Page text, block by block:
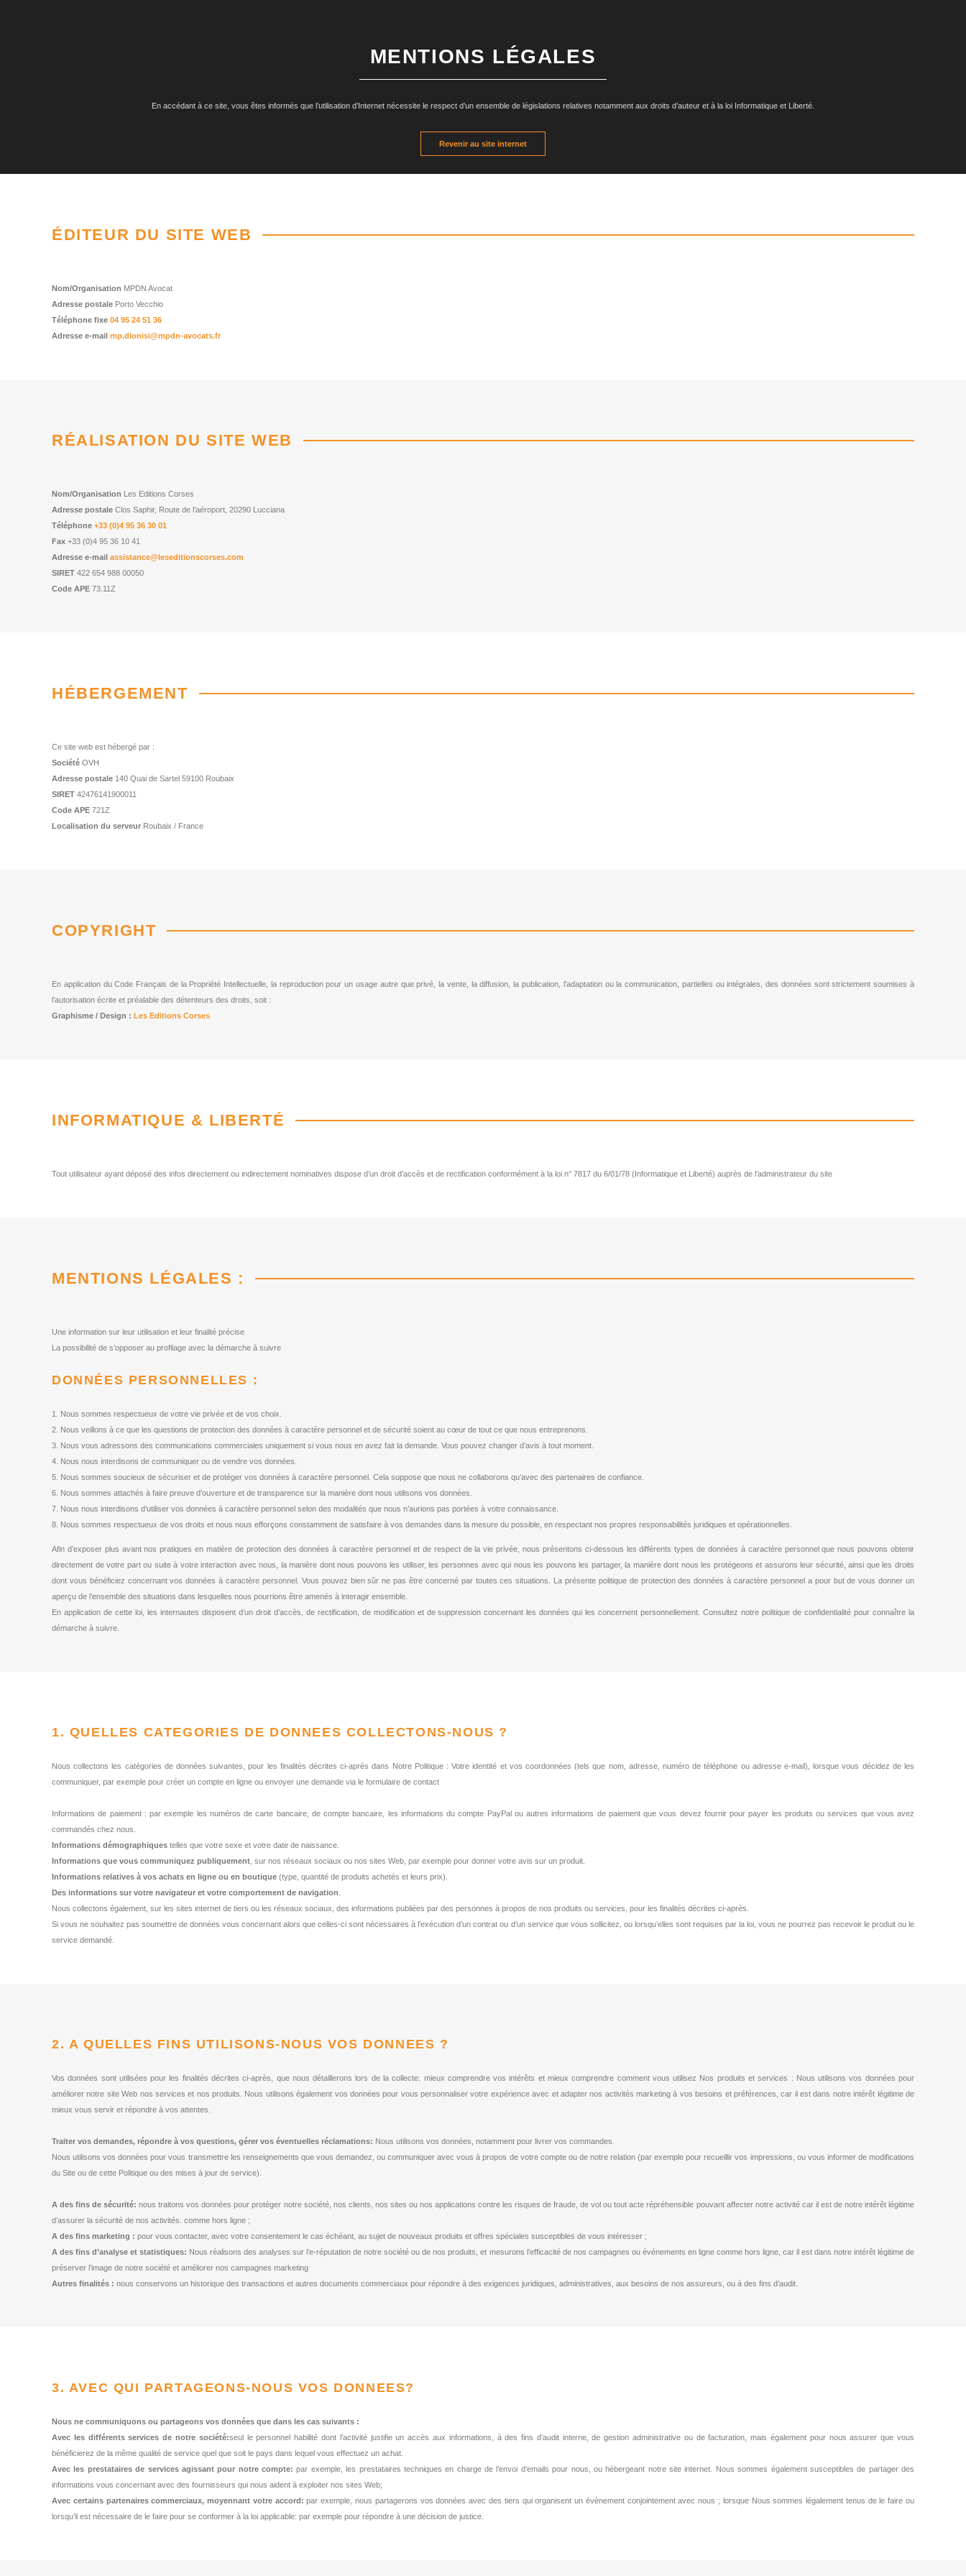
MENTIONS LÉGALES
En accédant à ce site, vous êtes informés que l’utilisation d’Internet nécessite le respect d’un ensemble de législations relatives notamment aux droits d’auteur et à la loi Informatique et Liberté.
Revenir au site internet
ÉDITEUR DU SITE WEB
Nom/Organisation MPDN Avocat
Adresse postale Porto Vecchio
Téléphone fixe 04 95 24 51 36
Adresse e-mail mp.dionisi@mpdn-avocats.fr
RÉALISATION DU SITE WEB
Nom/Organisation Les Editions Corses
Adresse postale Clos Saphir, Route de l’aéroport, 20290 Lucciana
Téléphone +33 (0)4 95 36 30 01
Fax +33 (0)4 95 36 10 41
Adresse e-mail assistance@leseditionscorses.com
SIRET 422 654 988 00050
Code APE 73.11Z
HÉBERGEMENT
Ce site web est hébergé par :
Société OVH
Adresse postale 140 Quai de Sartel 59100 Roubaix
SIRET 42476141900011
Code APE 721Z
Localisation du serveur Roubaix / France
COPYRIGHT
En application du Code Français de la Propriété Intellectuelle, la reproduction pour un usage autre que privé, la vente, la diffusion, la publication, l’adaptation ou la communication, partielles ou intégrales, des données sont strictement soumises à
l’autorisation écrite et préalable des détenteurs des droits, soit :
Graphisme / Design : Les Editions Corses
INFORMATIQUE & LIBERTÉ
Tout utilisateur ayant déposé des infos directement ou indirectement nominatives dispose d’un droit d’accès et de rectification conformément à la loi n° 7817 du 6/01/78 (Informatique et Liberté) auprès de l’administrateur du site
MENTIONS LÉGALES :
Une information sur leur utilisation et leur finalité précise
La possibilité de s’opposer au profilage avec la démarche à suivre
DONNÉES PERSONNELLES :
1. Nous sommes respectueux de votre vie privée et de vos choix.
2. Nous veillons à ce que les questions de protection des données à caractère personnel et de sécurité soient au cœur de tout ce que nous entreprenons.
3. Nous vous adressons des communications commerciales uniquement si vous nous en avez fait la demande. Vous pouvez changer d’avis à tout moment.
4. Nous nous interdisons de communiquer ou de vendre vos données.
5. Nous sommes soucieux de sécuriser et de protéger vos données à caractère personnel. Cela suppose que nous ne collaborons qu’avec des partenaires de confiance.
6. Nous sommes attachés à faire preuve d’ouverture et de transparence sur la manière dont nous utilisons vos données.
7. Nous nous interdisons d’utiliser vos données à caractère personnel selon des modalités que nous n’aurions pas portées à votre connaissance.
8. Nous sommes respectueux de vos droits et nous nous efforçons constamment de satisfaire à vos demandes dans la mesure du possible, en respectant nos propres responsabilités juridiques et opérationnelles.
Afin d’exposer plus avant nos pratiques en matière de protection des données à caractère personnel et de respect de la vie privée, nous présentons ci-dessous les différents types de données à caractère personnel que nous pouvons obtenir
directement de votre part ou suite à votre interaction avec nous, la manière dont nous pouvons les utiliser, les personnes avec qui nous les pouvons les partager, la manière dont nous les protégeons et assurons leur sécurité, ainsi que les droits
dont vous bénéficiez concernant vos données à caractère personnel. Vous pouvez bien sûr ne pas être concerné par toutes ces situations. La présente politique de protection des données à caractère personnel a pour but de vous donner un
aperçu de l’ensemble des situations dans lesquelles nous pourrions être amenés à interagir ensemble.
En application de cette loi, les internautes disposent d’un droit d’accès, de rectification, de modification et de suppression concernant les données qui les concernent personnellement. Consultez notre politique de confidentialité pour connaître la
démarche à suivre.
1. QUELLES CATEGORIES DE DONNEES COLLECTONS-NOUS ?
Nous collectons les catégories de données suivantes, pour les finalités décrites ci-après dans Notre Politique : Votre identité et vos coordonnées (tels que nom, adresse, numéro de téléphone ou adresse e-mail), lorsque vous décidez de les
communiquer, par exemple pour créer un compte en ligne ou envoyer une demande via le formulaire de contact
Informations de paiement : par exemple les numéros de carte bancaire, de compte bancaire, les informations du compte PayPal ou autres informations de paiement que vous devez fournir pour payer les produits ou services que vous avez
commandés chez nous.
Informations démographiques telles que votre sexe et votre date de naissance.
Informations que vous communiquez publiquement , sur nos réseaux sociaux ou nos sites Web, par exemple pour donner votre avis sur un produit.
Informations relatives à vos achats en ligne ou en boutique (type, quantité de produits achetés et leurs prix).
Des informations sur votre navigateur et votre comportement de navigation
Nous collectons également, sur les sites internet de tiers ou les réseaux sociaux, des informations publiées par des personnes à propos de nos produits ou services, pour les finalités décrites ci-après.
Si vous ne souhaitez pas soumettre de données vous concernant alors que celles-ci sont nécessaires à l’exécution d’un contrat ou d’un service que vous sollicitez, ou lorsqu’elles sont requises par la loi, vous ne pourrez pas recevoir le produit ou le
service demandé.
2. A QUELLES FINS UTILISONS-NOUS VOS DONNEES ?
Vos données sont utilisées pour les finalités décrites ci-après, que nous détaillerons lors de la collecte: mieux comprendre vos intérêts et mieux comprendre comment vous utilisez Nos produits et services : Nous utilisons vos données pour
améliorer notre site Web nos services et nos produits. Nous utilisons également vos données pour vous personnaliser votre expérience avec et adapter nos activités marketing à vos besoins et préférences, car il est dans notre intérêt légitime de
mieux vous servir et répondre à vos attentes.
Traiter vos demandes, répondre à vos questions, gérer vos éventuelles réclamations: Nous utilisons vos données, notamment pour livrer vos commandes.
Nous utilisons vos données pour vous transmettre les renseignements que vous demandez, ou communiquer avec vous à propos de votre compte ou de notre relation (par exemple pour recueillir vos impressions, ou vous informer de modifications
du Site ou de cette Politique ou des mises à jour de service).
A des fins de sécurité: nous traitons vos données pour protéger notre société, nos clients, nos sites ou nos applications contre les risques de fraude, de vol ou tout acte répréhensible pouvant affecter notre activité car il est de notre intérêt légitime
d’assurer la sécurité de nos activités. comme hors ligne ;
A des fins marketing : pour vous contacter, avec votre consentement le cas échéant, au sujet de nouveaux produits et offres spéciales susceptibles de vous intéresser ;
A des fins d’analyse et statistiques: Nous réalisons des analyses sur l’e-réputation de notre société ou de nos produits, et mesurons l’efficacité de nos campagnes ou événements en ligne comme hors ligne, car il est dans notre intérêt légitime de
préserver l’image de notre société et améliorer nos campagnes marketing
Autres finalités : nous conservons un historique des transactions et autres documents commerciaux pour répondre à des exigences juridiques, administratives, aux besoins de nos assureurs, ou à des fins d’audit.
3. AVEC QUI PARTAGEONS-NOUS VOS DONNEES?
Nous ne communiquons ou partageons vos données que dans les cas suivants :
Avec les différents services de notre société:seul le personnel habilité dont l’activité justifie un accès aux informations, à des fins d’audit interne, de gestion administrative ou de facturation, mais également pour nous assurer que vous
bénéficierez de la même qualité de service quel que soit le pays dans lequel vous effectuez un achat.
Avec les prestataires de services agissant pour notre compte: par exemple, les prestataires techniques en charge de l’envoi d’emails pour nous, ou hébergeant notre site internet. Nous sommes également susceptibles de partager des
informations vous concernant avec des fournisseurs qui nous aident à exploiter nos sites Web;
Avec certains partenaires commerciaux, moyennant votre accord: par exemple, nous partagerons vos données avec des tiers qui organisent un évènement conjointement avec nous ; lorsque Nous sommes légalement tenus de le faire ou
lorsqu’il est nécessaire de le faire pour se conformer à la loi applicable: par exemple pour répondre à une décision de justice.